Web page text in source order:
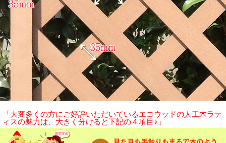
「大変多くの方にご好評いただいているエコウッドの人工木ラテ
ィスの魅力は、大きく分けると下記の４項目♪」